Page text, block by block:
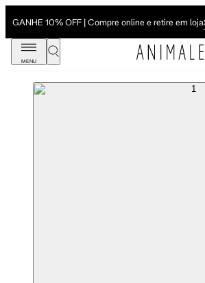
GANHE 10% OFF | Compre online e retire em loja
MENU